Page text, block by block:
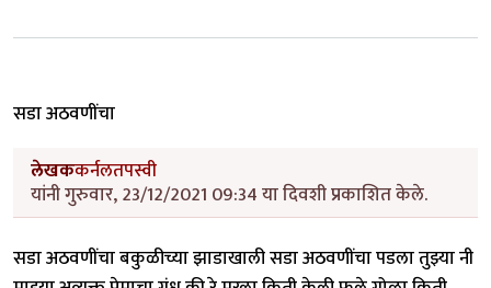
सडा अठवणींचा
लेखककर्नलतपस्वी
यांनी गुरुवार, 23/12/2021 09:34 या दिवशी प्रकाशित केले.
सडा अठवणींचा बकुळीच्या झाडाखाली सडा अठवणींचा पडला तुझ्या नी